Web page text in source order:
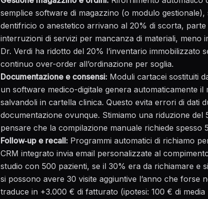
semplice software di magazzino (o modulo
dentifricio o anestetico arrivano al 20% di scorta,
interruzioni di servizi per mancanza di materiali, meno
Dr. Verdi ha ridotto del 20% l’inventario immobilizzato
continuo over-order all’ordinazione per soglia.
Documentazione e consensi: Moduli cartacei sostituiti
un software medico-digitale genera automaticamente
salvandoli in cartella clinica. Questo evita errori di dati
documentazione ovunque. Stimiamo una riduzione
pensare che la compilazione manuale richiede spesso
Follow‑up e recall: Programmi automatici di richiamo
CRM integrato invia email personalizzate al
studio con 500 pazienti, se il 30% era da richiamare e
si possono avere 30 visite aggiuntive l’anno che forse
traduce in +3.000 € di fatturato (ipotesi: 100 € di media